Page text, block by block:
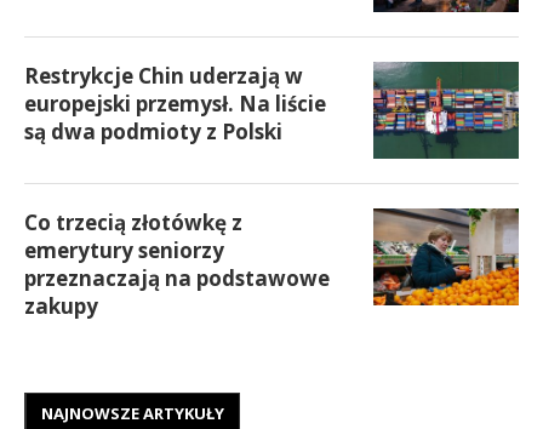
Restrykcje Chin uderzają w
europejski przemysł. Na liście
są dwa podmioty z Polski
Co trzecią złotówkę z
emerytury seniorzy
przeznaczają na podstawowe
zakupy
NAJNOWSZE ARTYKUŁY